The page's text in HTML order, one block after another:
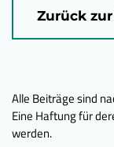
Zurück
Alle Beiträge sind
Eine Haftung für
werden.